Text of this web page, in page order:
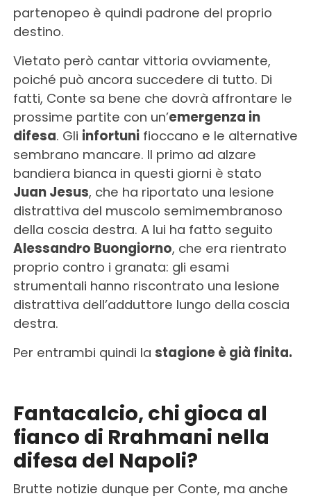
partenopeo è quindi padrone del proprio
destino.
Vietato però cantar vittoria ovviamente,
poiché può ancora succedere di tutto. Di
fatti, Conte sa bene che dovrà affrontare le
prossime partite con un’emergenza in
difesa. Gli infortunifioccano e le alternative
sembrano mancare. Il primo ad alzare
bandiera bianca in questi giorni è stato
Juan Jesus, che ha riportato una lesione
distrattiva del muscolo semimembranoso
della coscia destra. A lui ha fatto seguito
Alessandro Buongiorno, che era rientrato
proprio contro i granata: gli esami
strumentali hanno riscontrato una lesione
distrattiva dell’adduttore lungo della coscia
destra.
Per entrambi quindi la stagione è già finita.
Fantacalcio, chi gioca al
fianco di Rrahmani nella
difesa del Napoli?
Brutte notizie dunque per Conte, ma anche